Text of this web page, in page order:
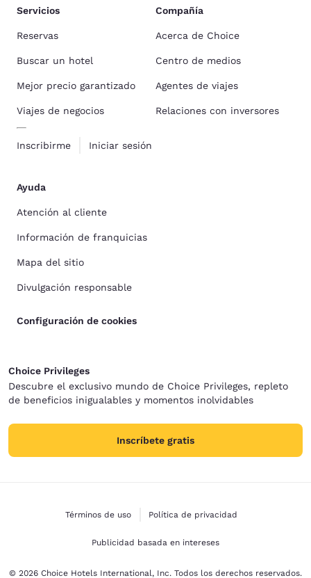
Servicios
Reservas
Buscar un hotel
Mejor precio garantizado
Viajes de negocios
Inscribirme Iniciar sesión
Compañía
Acerca de Choice
Centro de medios
Agentes de viajes
Relaciones con inversores
Ayuda
Atención al cliente
Información de franquicias
Mapa del sitio
Divulgación responsable
Configuración de cookies
Choice Privileges
Descubre el exclusivo mundo de Choice Privileges, repleto
de beneficios inigualables y momentos inolvidables
Inscríbete gratis
Términos de uso Política de privacidad
Publicidad basada en intereses
© 2026 Choice Hotels International, Inc. Todos los derechos reservados.